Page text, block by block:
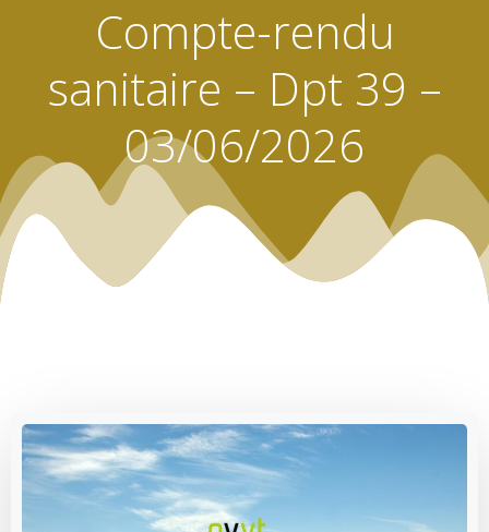
Compte-rendu
sanitaire – Dpt 39 –
03/06/2026